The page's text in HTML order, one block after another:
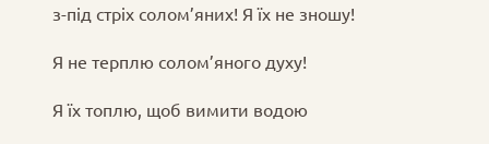
з-під стріх солом’яних! Я їх не зношу!
Я не терплю солом’яного духу!
Я їх топлю, щоб вимити водою